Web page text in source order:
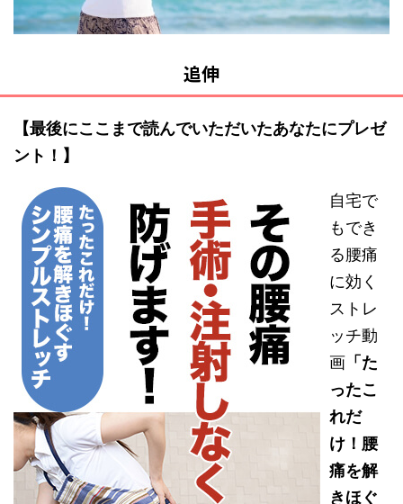
追伸
【最後にここまで読んでいただいたあなたにプレゼ
ント！】
自宅で
もでき
る腰痛
に効く
ストレ
ッチ動
画 「た
ったこ
れだ
け！腰
痛を解
きほぐ